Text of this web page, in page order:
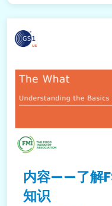
内容——了解
知识